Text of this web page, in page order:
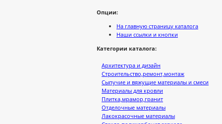
Опции:
На главную страницу каталога
Наши ссылки и кнопки
Категории каталога:
Архитектура и дизайн
Строительство,ремонт,монтаж
Сыпучие и вяжущие материалы и смеси
Материалы для кровли
Плитка,мрамор,гранит
Отделочные материалы
Лакокрасочные материалы